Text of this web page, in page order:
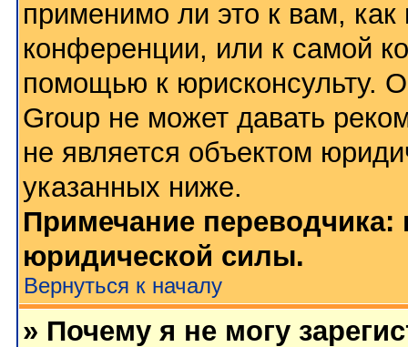
применимо ли это к вам,
конференции, или к самой
помощью к юрисконсульту.
Group не может давать
не является объектом
указанных ниже.
Примечание
юридической силы.
Вернуться к началу
» Почему я не могу